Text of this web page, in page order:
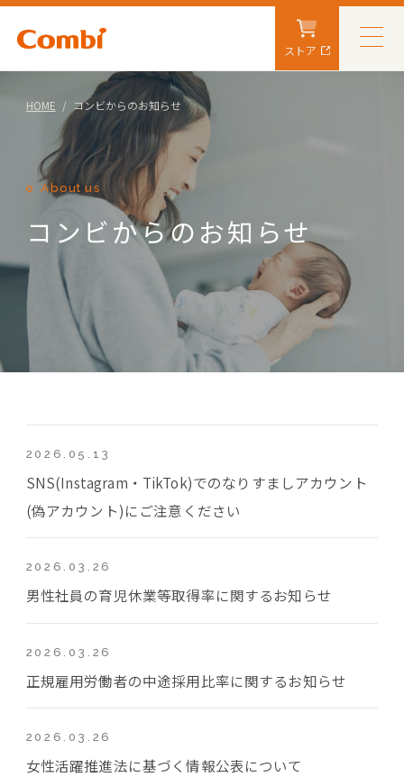
ストア
HOME コンビからのお知らせ
About us
コンビからのお知らせ
2026.05.13
SNS(Instagram・TikTok)でのなりすましアカウント
(偽アカウント)にご注意ください
2026.03.26
男性社員の育児休業等取得率に関するお知らせ
2026.03.26
正規雇用労働者の中途採用比率に関するお知らせ
2026.03.26
女性活躍推進法に基づく情報公表について